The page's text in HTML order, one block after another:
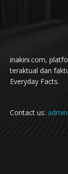
inakini.com,
teraktual dan
Everyday Facts.
Contact us: